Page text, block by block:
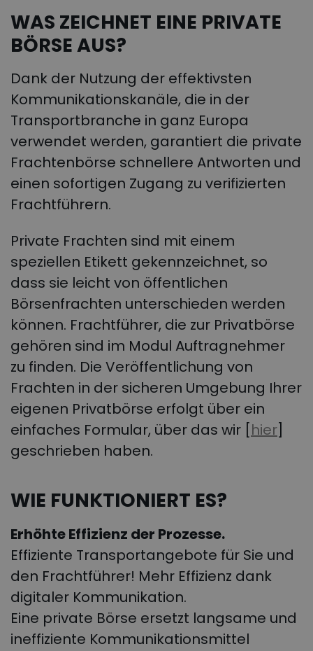
WAS ZEICHNET EINE PRIVATE
BÖRSE AUS?
Dank der Nutzung der effektivsten
Kommunikationskanäle, die in der
Transportbranche in ganz Europa
verwendet werden, garantiert die private
Frachtenbörse schnellere Antworten und
einen sofortigen Zugang zu verifizierten
Frachtführern.
Private Frachten sind mit einem
speziellen Etikett gekennzeichnet, so
dass sie leicht von öffentlichen
Börsenfrachten unterschieden werden
können. Frachtführer, die zur Privatbörse
gehören sind im Modul Auftragnehmer
zu finden. Die Veröffentlichung von
Frachten in der sicheren Umgebung Ihrer
eigenen Privatbörse erfolgt über ein
einfaches Formular, über das wir [hier]
geschrieben haben.
WIE FUNKTIONIERT ES?
Erhöhte Effizienz der Prozesse.
Effiziente Transportangebote für Sie und
den Frachtführer! Mehr Effizienz dank
digitaler Kommunikation.
Eine private Börse ersetzt langsame und
ineffiziente Kommunikationsmittel